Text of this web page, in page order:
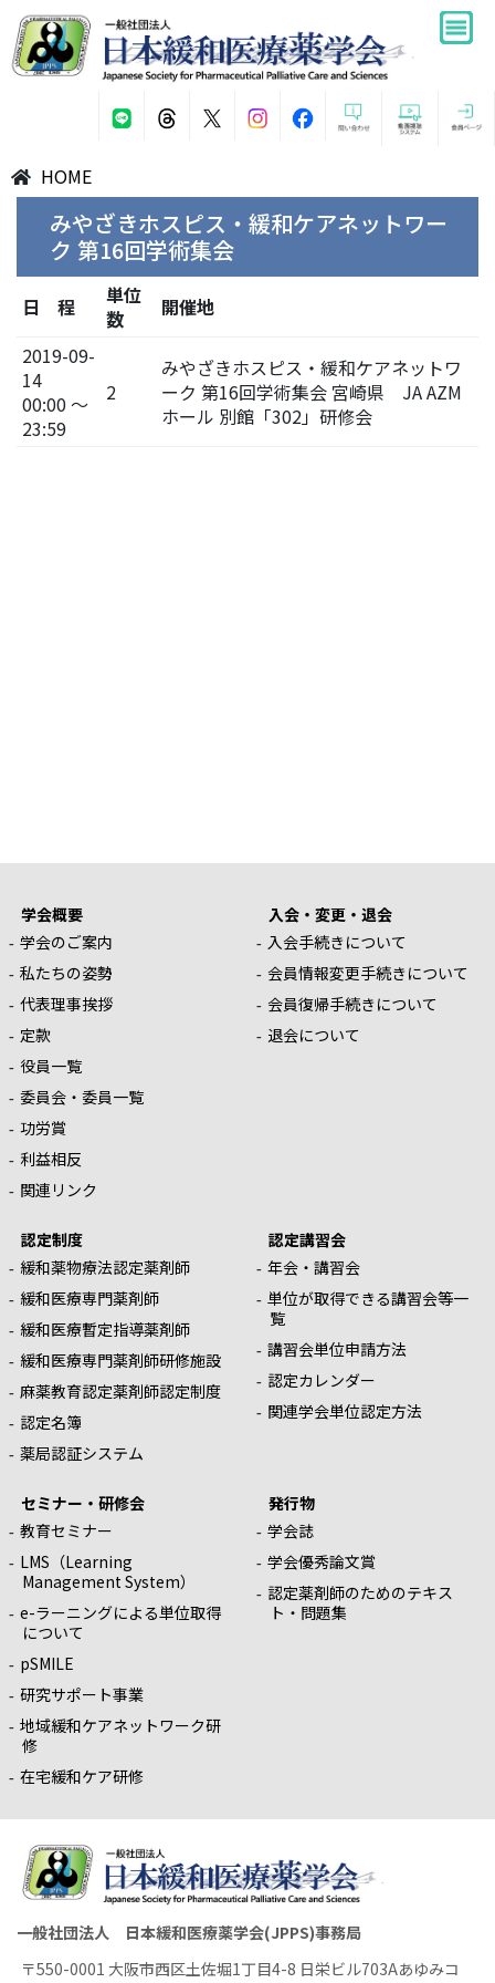
HOME
みやざきホスピス・緩和ケアネットワー
ク 第16回学術集会
日 程
単位
数
開催地
2019-09-
14
00:00 ～
23:59
2
みやざきホスピス・緩和ケアネットワ
ーク 第16回学術集会 宮崎県 JA AZM
ホール 別館「302」研修会
学会概要
学会のご案内
私たちの姿勢
代表理事挨拶
定款
役員一覧
委員会・委員一覧
功労賞
利益相反
関連リンク
入会・変更・退会
入会手続きについて
会員情報変更手続きについて
会員復帰手続きについて
退会について
認定制度
緩和薬物療法認定薬剤師
緩和医療専門薬剤師
緩和医療暫定指導薬剤師
緩和医療専門薬剤師研修施設
麻薬教育認定薬剤師認定制度
認定名簿
薬局認証システム
認定講習会
年会・講習会
単位が取得できる講習会等一
覧
講習会単位申請方法
認定カレンダー
関連学会単位認定方法
セミナー・研修会
教育セミナー
LMS（Learning
Management System）
e-ラーニングによる単位取得
について
pSMILE
研究サポート事業
地域緩和ケアネットワーク研
修
在宅緩和ケア研修
発行物
学会誌
学会優秀論文賞
認定薬剤師のためのテキス
ト・問題集
一般社団法人 日本緩和医療薬学会(JPPS)事務局
〒550-0001 大阪市西区土佐堀1丁目4-8 日栄ビル703Aあゆみコ